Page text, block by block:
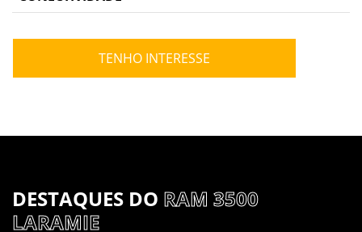
TENHO INTERESSE
DESTAQUES DO RAM 3500
LARAMIE